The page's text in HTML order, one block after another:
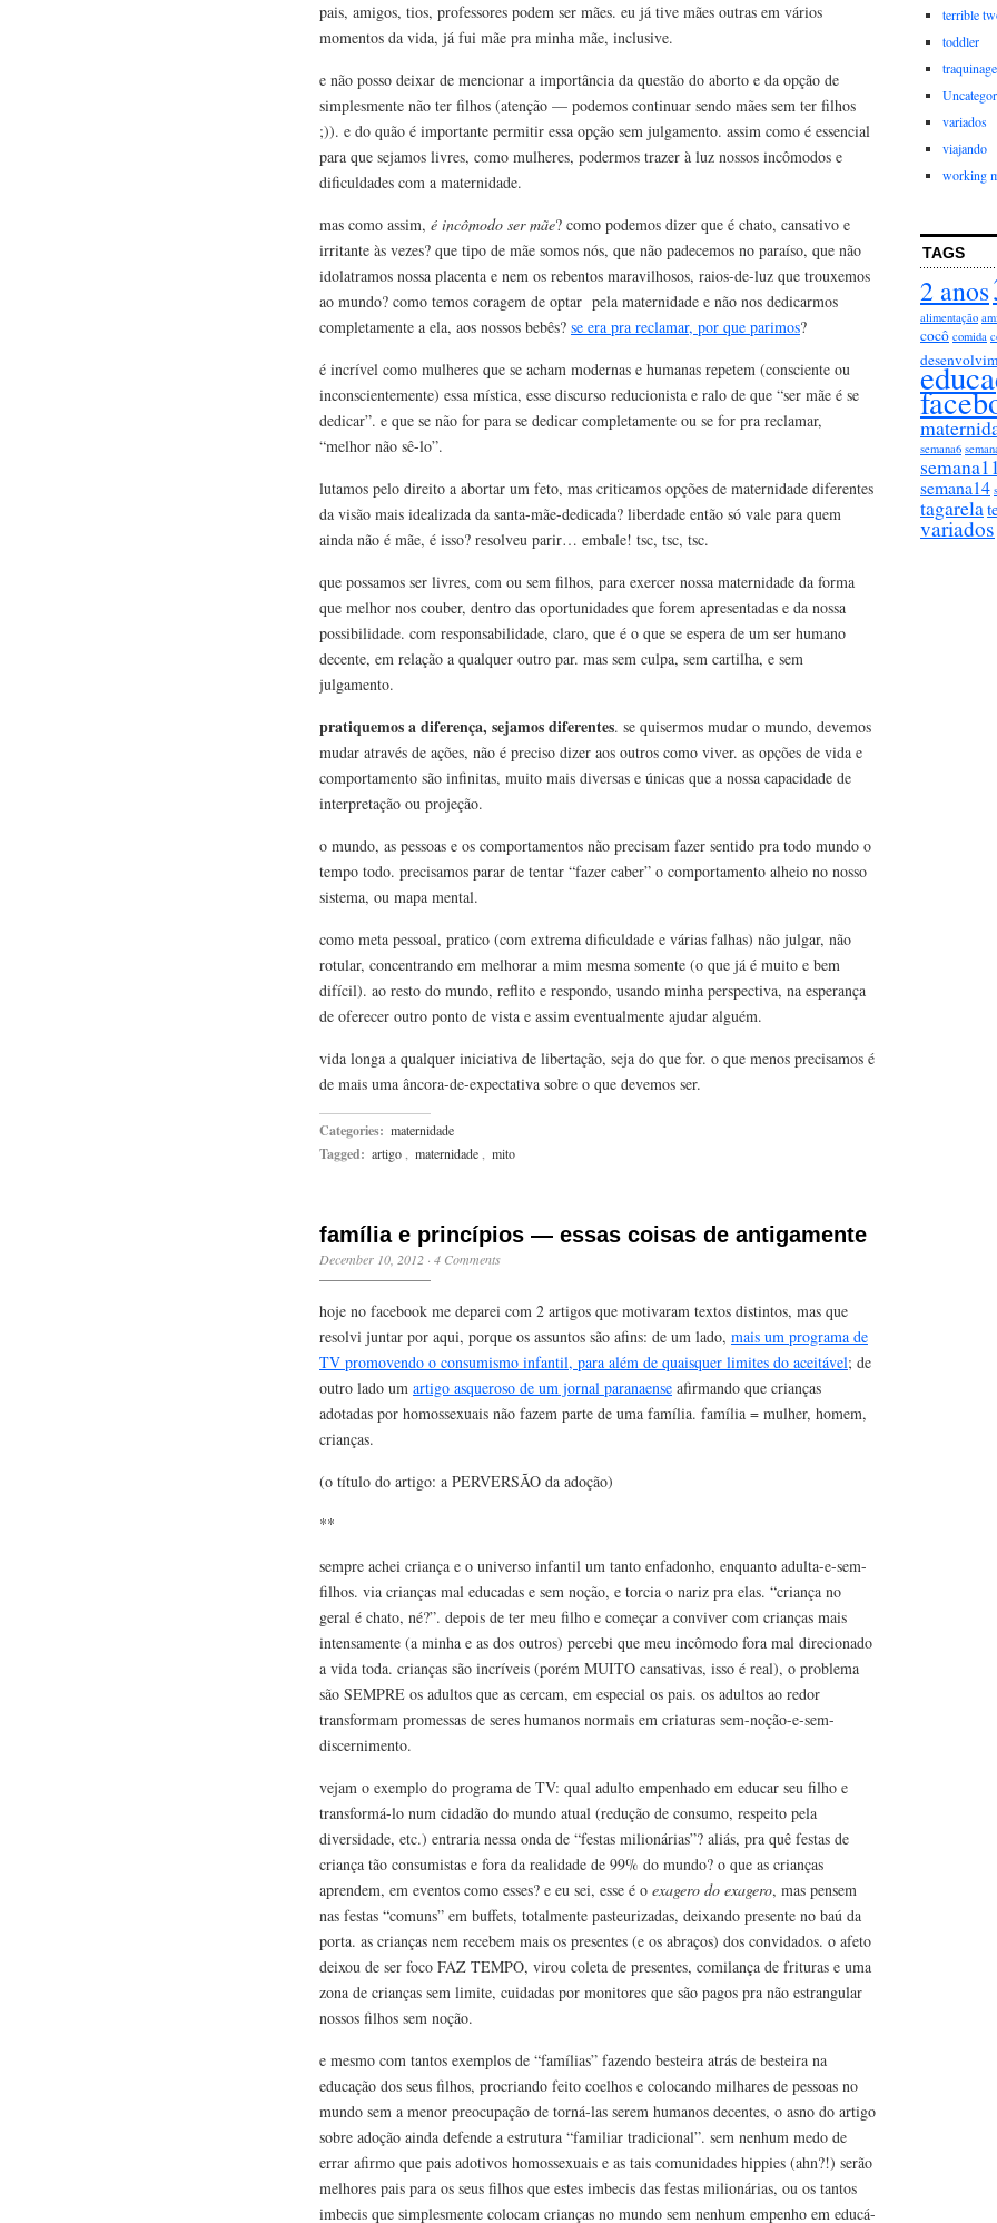
pais, amigos, tios, professores podem ser mães. eu já tive mães outras em vários
momentos da vida, já fui mãe pra minha mãe, inclusive.
e não posso deixar de mencionar a importância da questão do aborto e da opção de
simplesmente não ter filhos (atenção — podemos continuar sendo mães sem ter filhos
;)). e do quão é importante permitir essa opção sem julgamento. assim como é essencial
para que sejamos livres, como mulheres, podermos trazer à luz nossos incômodos e
dificuldades com a maternidade.
mas como assim, é incômodo ser mãe? como podemos dizer que é chato, cansativo e
irritante às vezes? que tipo de mãe somos nós, que não padecemos no paraíso, que não
idolatramos nossa placenta e nem os rebentos maravilhosos, raios-de-luz que trouxemos
ao mundo? como temos coragem de optar pela maternidade e não nos dedicarmos
completamente a ela, aos nossos bebês? se era pra reclamar, por que parimos?
é incrível como mulheres que se acham modernas e humanas repetem (consciente ou
inconscientemente) essa mística, esse discurso reducionista e ralo de que “ser mãe é se
dedicar”. e que se não for para se dedicar completamente ou se for pra reclamar,
“melhor não sê-lo”.
lutamos pelo direito a abortar um feto, mas criticamos opções de maternidade diferentes
da visão mais idealizada da santa-mãe-dedicada? liberdade então só vale para quem
ainda não é mãe, é isso? resolveu parir… embale! tsc, tsc, tsc.
que possamos ser livres, com ou sem filhos, para exercer nossa maternidade da forma
que melhor nos couber, dentro das oportunidades que forem apresentadas e da nossa
possibilidade. com responsabilidade, claro, que é o que se espera de um ser humano
decente, em relação a qualquer outro par. mas sem culpa, sem cartilha, e sem
julgamento.
pratiquemos a diferença, sejamos diferentes. se quisermos mudar o mundo, devemos
mudar através de ações, não é preciso dizer aos outros como viver. as opções de vida e
comportamento são infinitas, muito mais diversas e únicas que a nossa capacidade de
interpretação ou projeção.
o mundo, as pessoas e os comportamentos não precisam fazer sentido pra todo mundo o
tempo todo. precisamos parar de tentar “fazer caber” o comportamento alheio no nosso
sistema, ou mapa mental.
como meta pessoal, pratico (com extrema dificuldade e várias falhas) não julgar, não
rotular, concentrando em melhorar a mim mesma somente (o que já é muito e bem
difícil). ao resto do mundo, reflito e respondo, usando minha perspectiva, na esperança
de oferecer outro ponto de vista e assim eventualmente ajudar alguém.
vida longa a qualquer iniciativa de libertação, seja do que for. o que menos precisamos é
de mais uma âncora-de-expectativa sobre o que devemos ser.
Categories: maternidade
Tagged: artigo maternidade mito
família e princípios — essas coisas de antigamente
December 10, 2012 · 4 Comments
hoje no facebook me deparei com 2 artigos que motivaram textos distintos, mas que
resolvi juntar por aqui, porque os assuntos são afins: de um lado, mais um programa de
TV promovendo o consumismo infantil, para além de quaisquer limites do aceitável; de
outro lado um artigo asqueroso de um jornal paranaense afirmando que crianças
adotadas por homossexuais não fazem parte de uma família. família = mulher, homem,
crianças.
(o título do artigo: a PERVERSÃO da adoção)
**
sempre achei criança e o universo infantil um tanto enfadonho, enquanto adulta-e-sem-
filhos. via crianças mal educadas e sem noção, e torcia o nariz pra elas. “criança no
geral é chato, né?”. depois de ter meu filho e começar a conviver com crianças mais
intensamente (a minha e as dos outros) percebi que meu incômodo fora mal direcionado
a vida toda. crianças são incríveis (porém MUITO cansativas, isso é real), o problema
são SEMPRE os adultos que as cercam, em especial os pais. os adultos ao redor
transformam promessas de seres humanos normais em criaturas sem-noção-e-sem-
discernimento.
vejam o exemplo do programa de TV: qual adulto empenhado em educar seu filho e
transformá-lo num cidadão do mundo atual (redução de consumo, respeito pela
diversidade, etc.) entraria nessa onda de “festas milionárias”? aliás, pra quê festas de
criança tão consumistas e fora da realidade de 99% do mundo? o que as crianças
aprendem, em eventos como esses? e eu sei, esse é o exagero do exagero, mas pensem
nas festas “comuns” em buffets, totalmente pasteurizadas, deixando presente no baú da
porta. as crianças nem recebem mais os presentes (e os abraços) dos convidados. o afeto
deixou de ser foco FAZ TEMPO, virou coleta de presentes, comilança de frituras e uma
zona de crianças sem limite, cuidadas por monitores que são pagos pra não estrangular
nossos filhos sem noção.
e mesmo com tantos exemplos de “famílias” fazendo besteira atrás de besteira na
educação dos seus filhos, procriando feito coelhos e colocando milhares de pessoas no
mundo sem a menor preocupação de torná-las serem humanos decentes, o asno do artigo
sobre adoção ainda defende a estrutura “familiar tradicional”. sem nenhum medo de
errar afirmo que pais adotivos homossexuais e as tais comunidades hippies (ahn?!) serão
melhores pais para os seus filhos que estes imbecis das festas milionárias, ou os tantos
imbecis que simplesmente colocam crianças no mundo sem nenhum empenho em educá-
terrible
toddler
variados
viajando
working
TAGS
2 anos
alimentação
cocô comida
semana6
semana11
semana14
tagarela
variados